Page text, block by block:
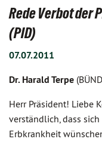
Rede Verbot der
(PID)
07.07.2011
Dr. Harald Terpe
Herr Präsident! Liebe
verständlich, dass
Erbkrankheit